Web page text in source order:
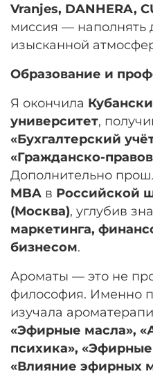
Vranjes, DANHERA,
миссия —
изысканной
Образование и
Я окончила
университет,
«Бухгалтерский
«Гражданско-
Дополнительно
MBA в Российской
(Москва), углубив
маркетинга,
бизнесом.
Ароматы — это не
философия. Именно
изучала
«Эфирные масла»,
психика»,
«Влияние эфирных